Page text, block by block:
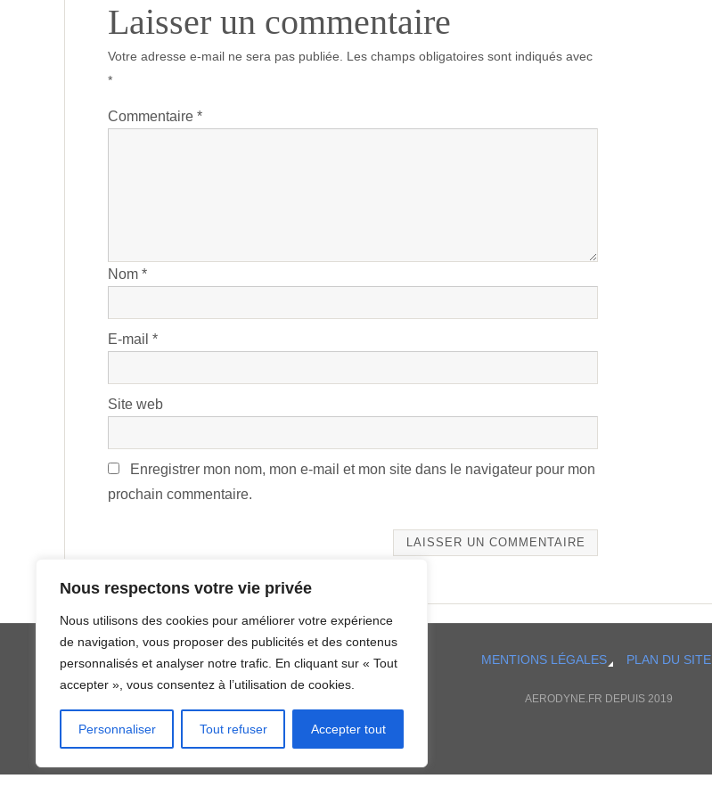
Nous respectons votre vie privée
Nous utilisons des cookies pour améliorer votre expérience
de navigation, vous proposer des publicités et des contenus
personnalisés et analyser notre trafic. En cliquant sur « Tout
accepter », vous consentez à l’utilisation de cookies.
Personnaliser Tout refuser Accepter tout
Laisser un commentaire
Votre adresse e-mail ne sera pas publiée.
Les champs obligatoires sont indiqués avec
*
Commentaire *
Nom *
E-mail *
Site web
Enregistrer mon nom, mon e-mail et mon site dans le navigateur pour mon
prochain commentaire.
Alternative:
MENTIONS LÉGALES PLAN DU SITE
AERODYNE.FR DEPUIS 2019
Fièrement propulsé parParabola